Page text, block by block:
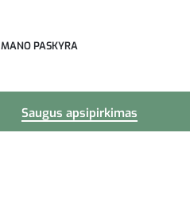
MANO PASKYRA
Saugus apsipirkimas